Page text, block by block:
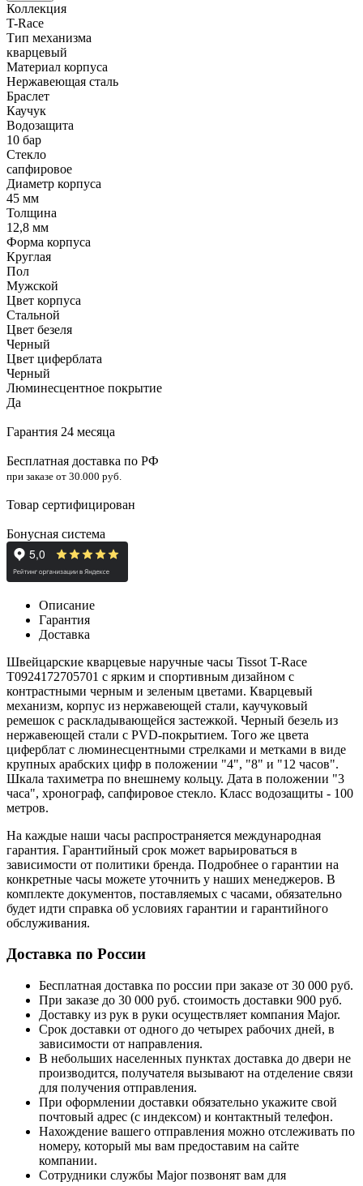
Коллекция
T-Race
Тип механизма
кварцевый
Материал корпуса
Нержавеющая сталь
Браслет
Каучук
Водозащита
10 бар
Стекло
сапфировое
Диаметр корпуса
45 мм
Толщина
12,8 мм
Форма корпуса
Круглая
Пол
Мужской
Цвет корпуса
Стальной
Цвет безеля
Черный
Цвет циферблата
Черный
Люминесцентное покрытие
Да
Гарантия 24 месяца
Бесплатная доставка по РФ
при заказе от 30.000 руб.
Товар сертифицирован
Бонусная система
Описание
Гарантия
Доставка
Швейцарские кварцевые наручные часы Tissot T-Race
T0924172705701 с ярким и спортивным дизайном с
контрастными черным и зеленым цветами. Кварцевый
механизм, корпус из нержавеющей стали, каучуковый
ремешок с раскладывающейся застежкой. Черный безель из
нержавеющей стали с PVD-покрытием. Того же цвета
циферблат с люминесцентными стрелками и метками в виде
крупных арабских цифр в положении "4", "8" и "12 часов".
Шкала тахиметра по внешнему кольцу. Дата в положении "3
часа", хронограф, сапфировое стекло. Класс водозащиты - 100
метров.
На каждые наши часы распространяется международная
гарантия. Гарантийный срок может варьироваться в
зависимости от политики бренда. Подробнее о гарантии на
конкретные часы можете уточнить у наших менеджеров. В
комплекте документов, поставляемых с часами, обязательно
будет идти справка об условиях гарантии и гарантийного
обслуживания.
Доставка по России
Бесплатная доставка по россии при заказе от 30 000 руб.
При заказе до 30 000 руб. стоимость доставки 900 руб.
Доставку из рук в руки осуществляет компания Major.
Срок доставки от одного до четырех рабочих дней, в
зависимости от направления.
В небольших населенных пунктах доставка до двери не
производится, получателя вызывают на отделение связи
для получения отправления.
При оформлении доставки обязательно укажите свой
почтовый адрес (с индексом) и контактный телефон.
Нахождение вашего отправления можно отслеживать по
номеру, который мы вам предоставим на сайте
компании.
Сотрудники службы Major позвонят вам для